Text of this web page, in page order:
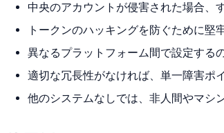
中央のアカウントが侵害された場合、
トークンのハッキングを防ぐために堅
異なるプラットフォーム間で設定する
適切な冗長性がなければ、単一障害ポ
他のシステムなしでは、非人間やマシ